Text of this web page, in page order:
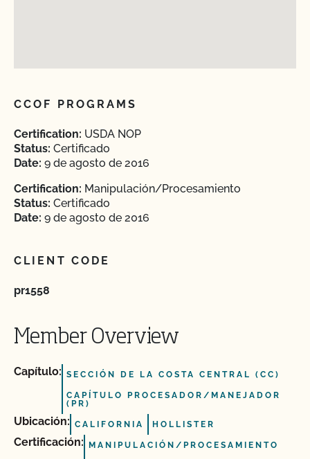
CCOF PROGRAMS
Certification: USDA NOP
Status: Certificado
Date: 9 de agosto de 2016
Certification: Manipulación/Procesamiento
Status: Certificado
Date: 9 de agosto de 2016
CLIENT CODE
pr1558
Member Overview
Capítulo: SECCIÓN DE LA COSTA CENTRAL (CC)
CAPÍTULO PROCESADOR/MANEJADOR
(PR)
Ubicación: CALIFORNIA HOLLISTER
Certificación: MANIPULACIÓN/PROCESAMIENTO